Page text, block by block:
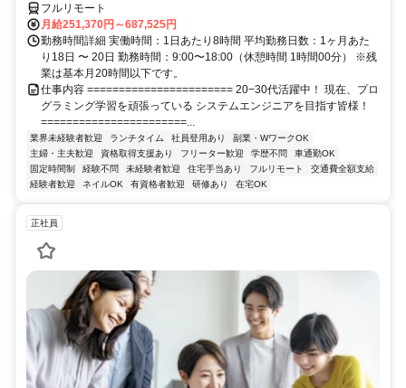
フルリモート
月給251,370円～687,525円
勤務時間詳細 実働時間：1日あたり8時間 平均勤務日数：1ヶ月あた
り18日 〜 20日 勤務時間：9:00〜18:00（休憩時間 1時間00分） ※残
業は基本月20時間以下です。
仕事内容 ======================= 20−30代活躍中！ 現在、プロ
グラミング学習を頑張っている システムエンジニアを目指す皆様！
=======================...
業界未経験者歓迎 ランチタイム 社員登用あり
副業・WワークOK
主婦・主夫歓迎
資格取得支援あり フリーター歓迎 学歴不問
車通勤OK
固定時間制
経験不問 未経験者歓迎 住宅手当あり フルリモート
交通費全額支給
経験者歓迎
ネイルOK 有資格者歓迎 研修あり 在宅OK
正社員